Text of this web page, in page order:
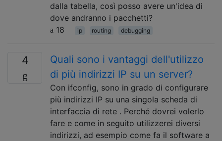
dalla tabella, così posso avere un'idea di
dove andranno i pacchetti?
18
ip routing debugging
4
Quali sono i vantaggi dell'utilizzo
di più indirizzi IP su un server?
Con ifconfig, sono in grado di configurare
più indirizzi IP su una singola scheda di
interfaccia di rete . Perché dovrei volerlo
fare e come in seguito utilizzerei diversi
indirizzi, ad esempio come fa il software a